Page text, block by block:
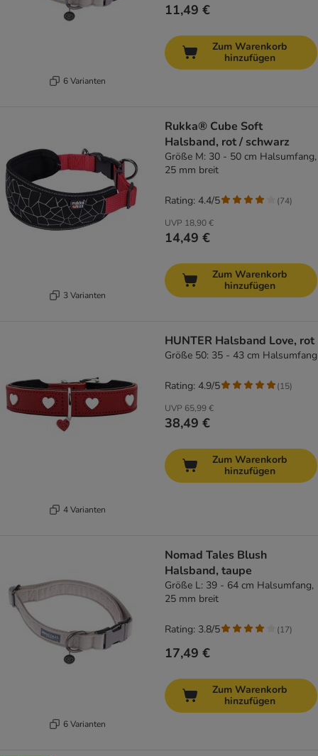
6 Varianten
11,49 €
Zum Warenkorb
hinzufügen
3 Varianten
Rukka® Cube Soft
Halsband, rot / schwarz
Größe M: 30 - 50 cm Halsumfang,
25 mm breit
UVP 18,90 €
14,49 €
Rating: 4.4/5 (74)
Zum Warenkorb
hinzufügen
4 Varianten
HUNTER Halsband Love, rot
Größe 50: 35 - 43 cm Halsumfang
UVP 65,99 €
38,49 €
Rating: 4.9/5 (15)
Zum Warenkorb
hinzufügen
6 Varianten
Nomad Tales Blush
Halsband, taupe
Größe L: 39 - 64 cm Halsumfang,
25 mm breit
17,49 €
Rating: 3.8/5 (17)
Zum Warenkorb
hinzufügen